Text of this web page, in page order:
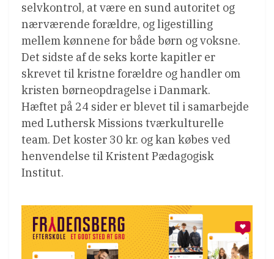
selvkontrol, at være en sund autoritet og
nærværende forældre, og ligestilling
mellem kønnene for både børn og voksne.
Det sidste af de seks korte kapitler er
skrevet til kristne forældre og handler om
kristen børneopdragelse i Danmark.
Hæftet på 24 sider er blevet til i samarbejde
med Luthersk Missions tværkulturelle
team. Det koster 30 kr. og kan købes ved
henvendelse til Kristent Pædagogisk
Institut.